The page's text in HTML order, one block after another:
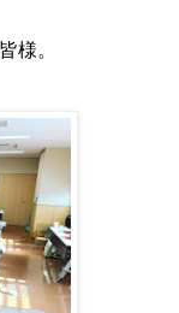
様。